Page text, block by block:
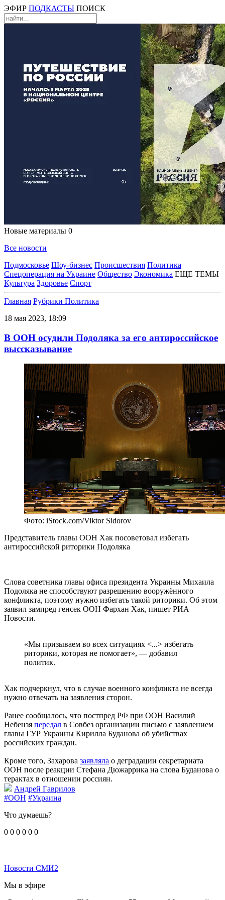
ЭФИР ПОДКАСТЫ ПОИСК
Новые материалы 0
Все новости
Подмосковье Шоу-бизнес Происшествия Политика
Спецоперация на Украине Общество Экономика ЕЩЕ ТЕМЫ
Культура Здоровье Спорт
Главная Рубрики Политика
18 мая 2023, 18:09
В ООН осудили Подоляка за его антироссийское
выссказывание
Фото: iStock.com/Viktor Sidorov
Представитель главы ООН Хак посоветовал избегать
антироссийской риторики Подоляка
Слова советника главы офиса президента Украины Михаила
Подоляка не способствуют разрешению вооружённого
конфликта, поэтому нужно избегать такой риторики. Об этом
заявил зампред генсек ООН Фархан Хак, пишет РИА
Новости.
«Мы призываем во всех ситуациях <...> избегать
риторики, которая не помогает», — добавил
политик.
Хак подчеркнул, что в случае военного конфликта не всегда
нужно отвечать на заявления сторон.
Ранее сообщалось, что постпред РФ при ООН Василий
Небензя передал в Совбез организации письмо с заявлением
главы ГУР Украины Кирилла Буданова об убийствах
российских граждан.
Кроме того, Захарова заявляла о деградации секретариата
ООН после реакции Стефана Дюжаррика на слова Буданова о
терактах в отношении россиян.
Андрей Гаврилов
#ООН #Украина
Что думаешь?
0 0 0 0 0 0
Новости СМИ2
Мы в эфире